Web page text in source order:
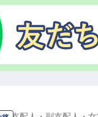
るステージがここに
験を持つ方なら、
ら、宴会プランの
ただけます。先輩